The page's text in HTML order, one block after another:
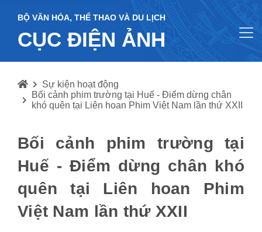
BỘ VĂN HÓA, THỂ THAO VÀ DU LỊCH
CỤC ĐIỆN ẢNH
Sự kiện hoạt động
Bối cảnh phim trường tại Huế - Điểm dừng chân
khó quên tại Liên hoan Phim Việt Nam lần thứ XXII
Bối cảnh phim trường tại
Huế - Điểm dừng chân khó
quên tại Liên hoan Phim
Việt Nam lần thứ XXII